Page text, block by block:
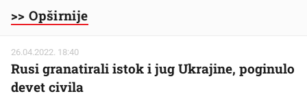
>> Opširnije
26.04.2022. 18:40
Rusi granatirali istok i jug Ukrajine, poginulo
devet civila